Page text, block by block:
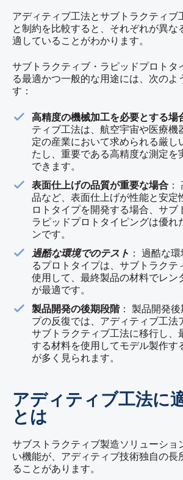
アディティブ工法とサブトラクティブ
と制約を比較すると、それぞれが異な
適していることがわかります。
サブトラクティブ・ラピッドプロトタ
る最適かつ一般的な用途には、次のよ
す：
高精度の機械加工を必要とする場
ティブ工法は、航空宇宙や医療機
定の産業において求められる厳し
たし、重要である高精度な測定を
できます。
表面仕上げの品質が重要な場合
品など、表面仕上げが性能と安定
ロトタイプを開発する場合、サブ
ラピッドプロトタイピングは優れ
ンです。
過酷な環境でのテスト ： 過酷な
るプロトタイプは、サブトラクテ
使用して、最終製品の材料でレン
が最適です。
製品開発の後期段階： 製品開発
プの反復では、アディティブ工法
サブトラクティブ工法に移行し、
する材料を使用してモデル製作す
が多く見られます。
アディティブ工法に
とは
サブストラクティブ製造ソリューショ
い機能が、アディティブ技術独自の長
ることがあります。